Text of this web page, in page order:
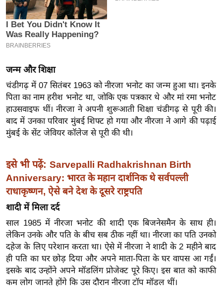
ई
-
पे
प
मि
सा
ल
बे
मि
ल
श
ख्सि
य
त
यं
ग
इं
डि
या
जन्म और शिक्षा
चंडीगढ़ में 07 सितंबर 1963 को नीरजा भनोट का जन्म हुआ था। इनके
पिता का नाम हरीश भनोट था, जोकि एक पत्रकार थे और मां रमा भनोट
हाउसवाइफ थीं। नीरजा ने अपनी शुरूआती शिक्षा चंडीगढ़ से पूरी की।
बाद में उनका परिवार मुंबई शिफ्ट हो गया और नीरजा ने आगे की पढ़ाई
मुंबई के सेंट जेवियर कॉलेज से पूरी की थी।
इसे भी पढ़ें: Sarvepalli Radhakrishnan Birth
Anniversary: भारत के महान दार्शनिक थे सर्वपल्ली
राधाकृष्णन, ऐसे बने देश के दूसरे राष्ट्रपति
शादी में मिला दर्द
साल 1985 में नीरजा भनोट की शादी एक बिजनेसमैन के साथ ही।
लेकिन उनके और पति के बीच सब ठीक नहीं था। नीरजा का पति उनको
दहेज के लिए परेशान करता था। ऐसे में नीरजा ने शादी के 2 महीने बाद
ही पति का घर छोड़ दिया और अपने माता-पिता के घर वापस आ गईं।
इसके बाद उन्होंने अपने मॉडलिंग प्रोजेक्ट पूरे किए। इस बात को काफी
कम लोग जानते होंगे कि उस दौरान नीरजा टॉप मॉडल थीं।